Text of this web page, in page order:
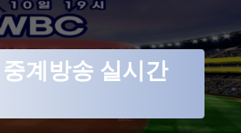
계방송 실시간